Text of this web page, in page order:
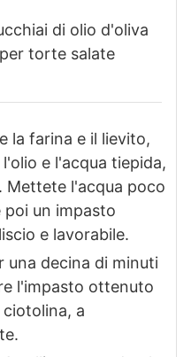
di olio d'oliva
torte salate
la farina e il lievito,
e l'acqua tiepida,
Mettete l'acqua poco
un impasto
e lavorabile.
decina di minuti
l'impasto ottenuto
a